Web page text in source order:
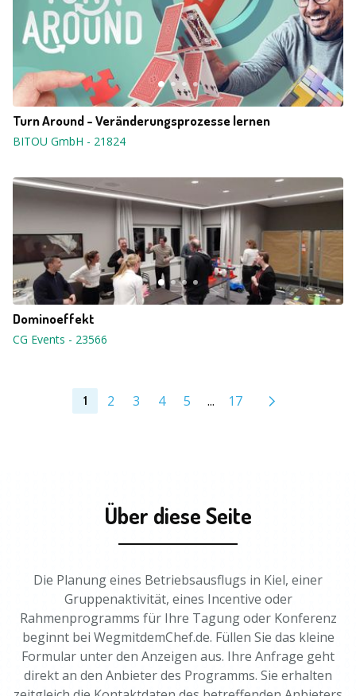
Turn Around - Veränderungsprozesse lernen
BITOU GmbH - 21824
Dominoeffekt
CG Events - 23566
1 2 3 4 5 ... 17
Über diese Seite
Die Planung eines Betriebsausflugs in Kiel, einer
Gruppenaktivität, eines Incentive oder
Rahmenprogramms für Ihre Tagung oder Konferenz
beginnt bei WegmitdemChef.de. Füllen Sie das kleine
Formular unter den Anzeigen aus. Ihre Anfrage geht
direkt an den Anbieter des Programms. Sie erhalten